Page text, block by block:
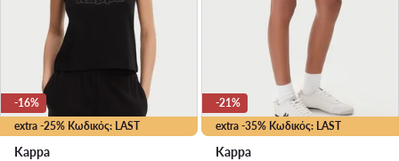
extra -25% Κωδικός: LAST
-16%
Kappa
extra -35% Κωδικός: LAST
-21%
Kappa